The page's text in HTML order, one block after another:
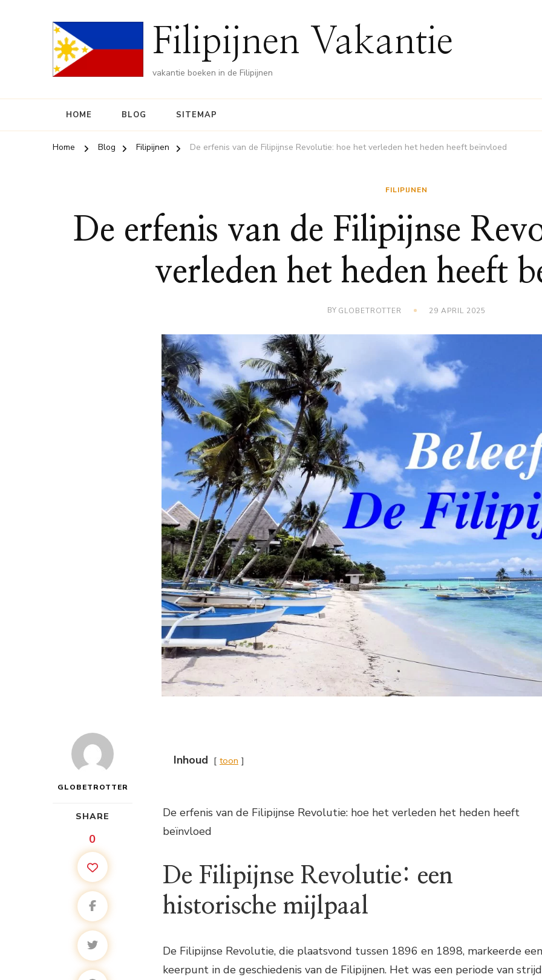
Filipijnen Vakantie
vakantie boeken in de Filipijnen
HOME BLOG SITEMAP
Home Blog Filipijnen De erfenis van de Filipijnse Revolutie: hoe het verleden het heden heeft beïnvloed
FILIPIJNEN
De erfenis van de Filipijnse
verleden het heden heeft
BY GLOBETROTTER 29 APRIL 2025
GLOBETROTTER
SHARE
0
Inhoud toon
De erfenis van de Filipijnse Revolutie: hoe het verleden het heden heeft
beïnvloed
De Filipijnse Revolutie: een
historische mijlpaal
De Filipijnse Revolutie, die plaatsvond tussen 1896 en 1898, markeerde een
keerpunt in de geschiedenis van de Filipijnen. Het was een periode van strijd